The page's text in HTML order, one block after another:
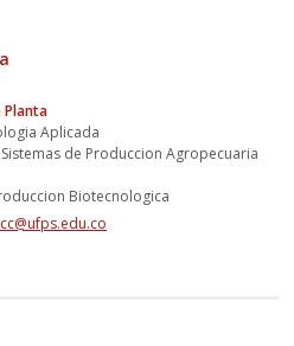
Planta
Aplicada
de Produccion Agropecuaria
Biotecnologica